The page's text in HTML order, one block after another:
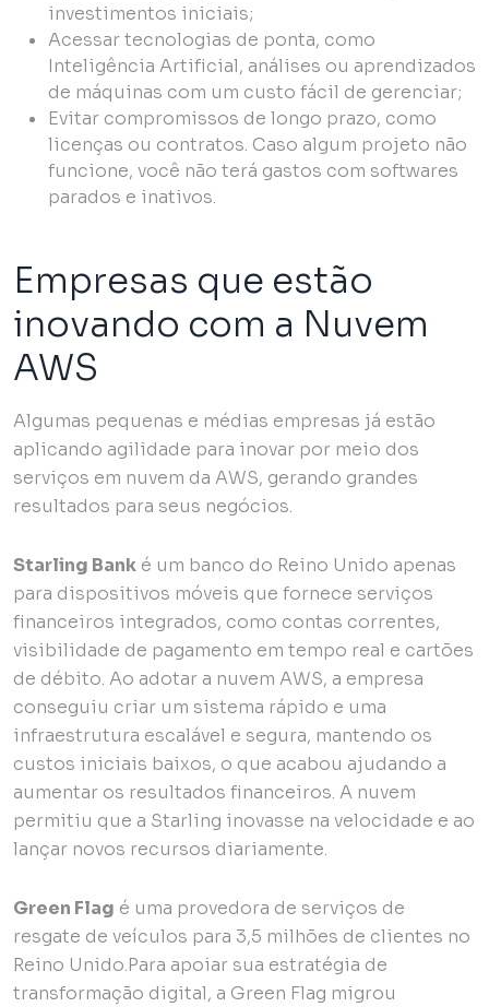
investimentos iniciais;
Acessar tecnologias de ponta, como
Inteligência Artificial, análises ou aprendizados
de máquinas com um custo fácil de gerenciar;
Evitar compromissos de longo prazo, como
licenças ou contratos. Caso algum projeto não
funcione, você não terá gastos com softwares
parados e inativos.
Empresas que estão
inovando com a Nuvem
AWS
Algumas pequenas e médias empresas já estão
aplicando agilidade para inovar por meio dos
serviços em nuvem da AWS, gerando grandes
resultados para seus negócios.
Starling Bank é um banco do Reino Unido apenas
para dispositivos móveis que fornece serviços
financeiros integrados, como contas correntes,
visibilidade de pagamento em tempo real e cartões
de débito. Ao adotar a nuvem AWS, a empresa
conseguiu criar um sistema rápido e uma
infraestrutura escalável e segura, mantendo os
custos iniciais baixos, o que acabou ajudando a
aumentar os resultados financeiros. A nuvem
permitiu que a Starling inovasse na velocidade e ao
lançar novos recursos diariamente.
Green Flag é uma provedora de serviços de
resgate de veículos para 3,5 milhões de clientes no
Reino Unido.Para apoiar sua estratégia de
transformação digital, a Green Flag migrou